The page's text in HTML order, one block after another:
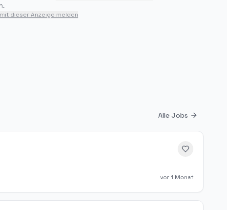
dieser Anzeige melden
Alle Jobs
vor 1 Monat